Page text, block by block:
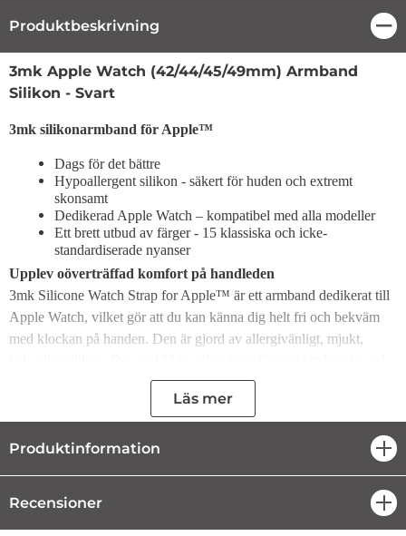
Produktbeskrivning
Produktbeskrivning
3mk Apple Watch (42/44/45/49mm) Armband
Silikon - Svart
3mk silikonarmband för Apple™
Dags för det bättre
Hypoallergent silikon - säkert för huden och extremt
skonsamt
Dedikerad Apple Watch – kompatibel med alla modeller
Ett brett utbud av färger - 15 klassiska och icke-
standardiserade nyanser
Upplev oöverträffad komfort på handleden
3mk Silicone Watch Strap for Apple™ är ett armband dedikerat till
Apple Watch, vilket gör att du kan känna dig helt fri och bekväm
med klockan på handen. Den är gjord av allergivänligt, mjukt,
utsatt hud. för allergier. Orsakar inte irritation eller obehag vid
fysisk aktivitet eller långvarigt slitage.
Känn den perfekta passformen med din Apple Watch-modell
3mk Silicone Watch Strap för Apple™ matchar perfekt alla Apple
teknisk, funktionell och estetisk kompatibilitet. För perfekt
integration med klockan och dess användare har tillverkaren skapat
Läs mer
Produktinformation
Recensioner